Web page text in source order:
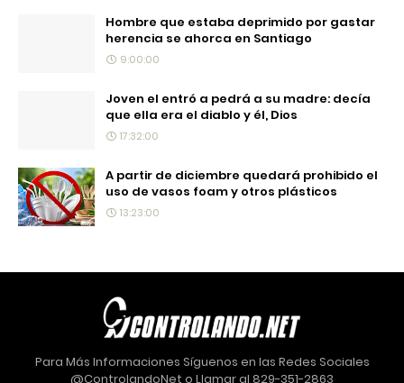
Hombre que estaba deprimido por gastar
herencia se ahorca en Santiago
9:00:00
Joven el entró a pedrá a su madre: decía
que ella era el diablo y él, Dios
17:32:00
A partir de diciembre quedará prohibido el
uso de vasos foam y otros plásticos
13:23:00
Para Más Informaciones Síguenos en las Redes Sociales
@ControlandoNet o Llamar al 829-351-2863